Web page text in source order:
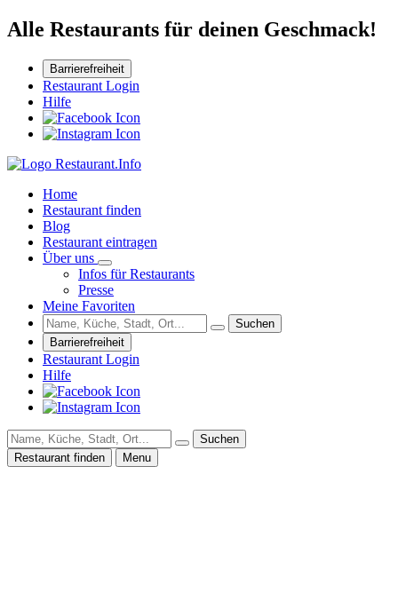
Alle Restaurants für deinen Geschmack!
Barrierefreiheit
Restaurant Login
Hilfe
Home
Restaurant finden
Blog
Restaurant eintragen
Über uns
Infos für Restaurants
Presse
Meine Favoriten
Suchen
Barrierefreiheit
Restaurant Login
Hilfe
Suchen
Restaurant finden
Menu